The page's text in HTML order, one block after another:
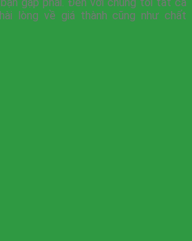
lòng về giá thành cũng như chất